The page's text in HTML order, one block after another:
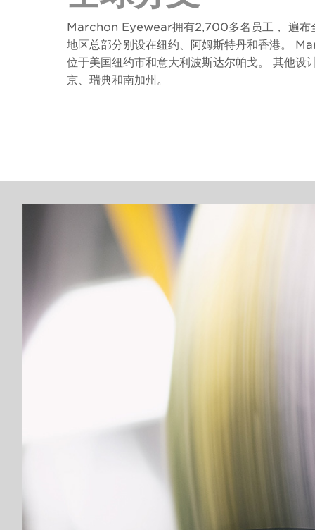
Marchon Eyewear拥有2,700多名员工， 遍布
地区总部分别设在纽约、阿姆斯特丹和香港。
位于美国纽约市和意大利波斯达尔帕戈。 其他设
京、瑞典和南加州。